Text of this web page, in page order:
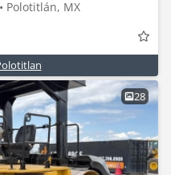
Polotitlán, MX
28